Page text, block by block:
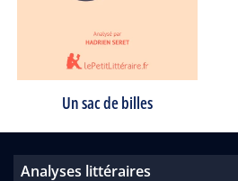
Un sac de billes
Analyses littéraires